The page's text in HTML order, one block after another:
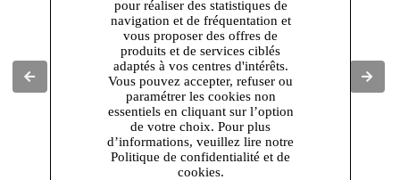
Slide précédente Slide
pour réaliser des statistiques de
navigation et de fréquentation et
vous proposer des offres de
produits et de services ciblés
adaptés à vos centres d'intérêts.
Vous pouvez accepter, refuser ou
paramétrer les cookies non
essentiels en cliquant sur l’option
de votre choix. Pour plus
d’informations, veuillez lire notre
Politique de confidentialité et de
cookies.